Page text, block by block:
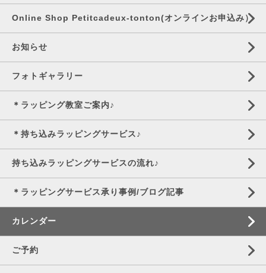
Online Shop Petitcadeux-tonton(オンラインお申込み）
お知らせ
フォトギャラリー
＊ラッピング教室ご案内♪
＊持ち込みラッピングサービス♪
持ち込みラッピングサービスの流れ♪
＊ラッピングサービス承り事例/ブログ記事
カレンダー
ご予約